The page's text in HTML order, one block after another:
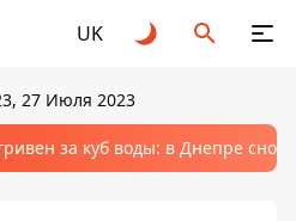
UK
27 Июля 2023
за куб воды: в Днепре